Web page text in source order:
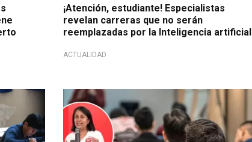
¡Atención, estudiante! Especialistas
revelan carreras que no serán
reemplazadas por la Inteligencia artificial
ACTUALIDAD
Educación en revisión